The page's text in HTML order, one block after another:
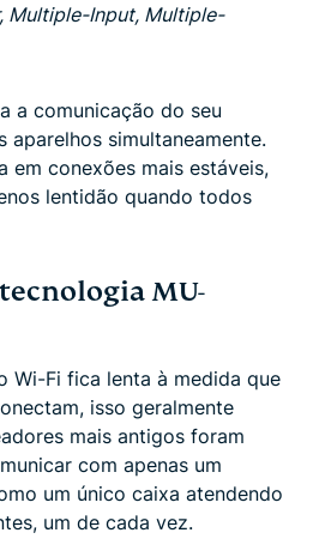
Multiple-Input, Multiple-
a comunicação do seu
simultaneamente.
em conexões mais estáveis,
lentidão quando todos
MU-
Wi-Fi fica lenta à medida que
isso geralmente
mais antigos foram
com apenas um
um único caixa atendendo
um de cada vez.